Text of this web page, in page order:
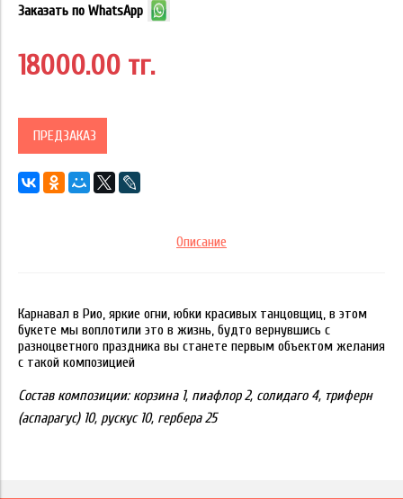
Заказать по WhatsApp
18000.00 тг.
ПРЕДЗАКАЗ
Описание
Карнавал в Рио, яркие огни, юбки красивых танцовщиц, в этом
букете мы воплотили это в жизнь, будто вернувшись с
разноцветного праздника вы станете первым объектом желания
с такой композицией
Состав композиции: корзина 1, пиафлор 2, солидаго 4, триферн
(аспарагус) 10, рускус 10, гербера 25